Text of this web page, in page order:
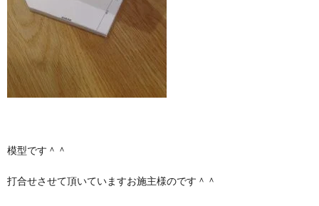
模型です＾＾
打合せさせて頂いていますお施主様のです＾＾